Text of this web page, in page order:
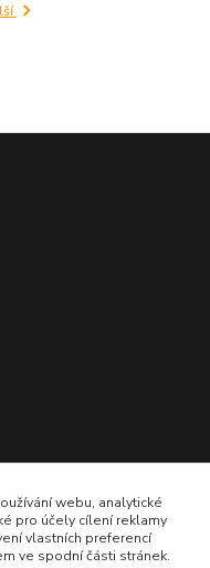
webu, analytické
pro účely cílení reklamy
vlastních preferencí
ve spodní části stránek.